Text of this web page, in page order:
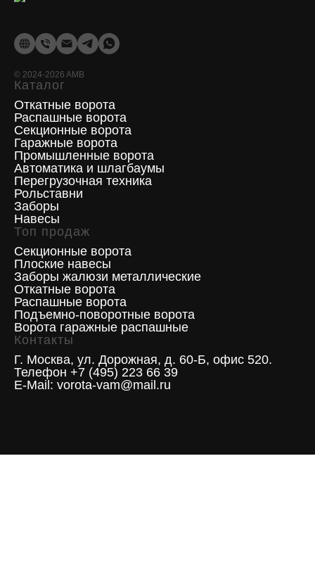
© 2024-2026 AMB
Каталог
Откатные ворота
Распашные ворота
Секционные ворота
Гаражные ворота
Промышленные ворота
Автоматика и шлагбаумы
Перегрузочная техника
Рольставни
Заборы
Навесы
Топ продаж
Секционные ворота
Плоские навесы
Заборы жалюзи металлические
Откатные ворота
Распашные ворота
Подъемно-поворотные ворота
Ворота гаражные распашные
Контакты
Г. Москва, ул. Дорожная, д. 60-Б, офис 520.
Телефон +7 (495) 223 66 39
E-Mail: vorota-vam@mail.ru